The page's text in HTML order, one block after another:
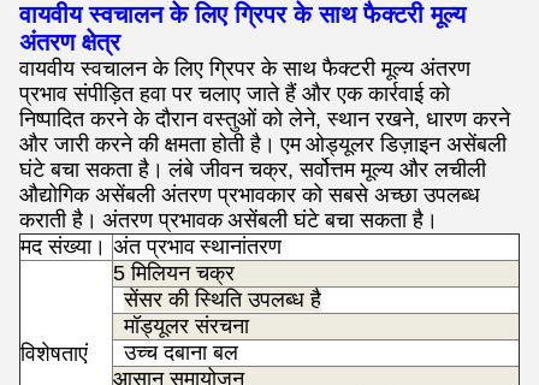
वायवीय स्वचालन के लिए ग्रिपर के साथ फैक्टरी मूल्य
अंतरण क्षेत्र
वायवीय स्वचालन के लिए ग्रिपर के साथ फैक्टरी मूल्य अंतरण
प्रभाव संपीड़ित हवा पर चलाए जाते हैं और एक कार्रवाई को
निष्पादित करने के दौरान वस्तुओं को लेने, स्थान रखने, धारण करने
और जारी करने की क्षमता होती है। एम ओड्यूलर डिज़ाइन असेंबली
घंटे बचा सकता है। लंबे जीवन चक्र, सर्वोत्तम मूल्य और लचीली
औद्योगिक असेंबली अंतरण प्रभावकार को सबसे अच्छा उपलब्ध
कराती है। अंतरण प्रभावक असेंबली घंटे बचा सकता है।
मद संख्या। अंत प्रभाव स्थानांतरण
विशेषताएं
5 मिलियन चक्र
सेंसर की स्थिति उपलब्ध है
मॉड्यूलर संरचना
उच्च दबाना बल
आसान समायोजन